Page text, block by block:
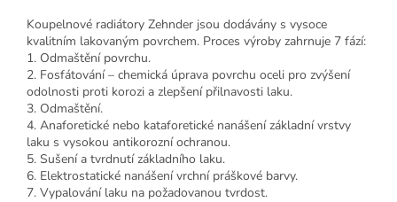
Koupelnové radiátory Zehnder jsou dodávány s vysoce
kvalitním lakovaným povrchem. Proces výroby zahrnuje 7 fází:
1. Odmaštění povrchu.
2. Fosfátování – chemická úprava povrchu oceli pro zvýšení
odolnosti proti korozi a zlepšení přilnavosti laku.
3. Odmaštění.
4. Anaforetické nebo kataforetické nanášení základní vrstvy
laku s vysokou antikorozní ochranou.
5. Sušení a tvrdnutí základního laku.
6. Elektrostatické nanášení vrchní práškové barvy.
7. Vypalování laku na požadovanou tvrdost.